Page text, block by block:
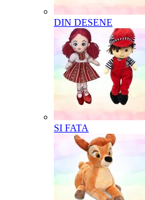
DIN DESENE
SI FATA